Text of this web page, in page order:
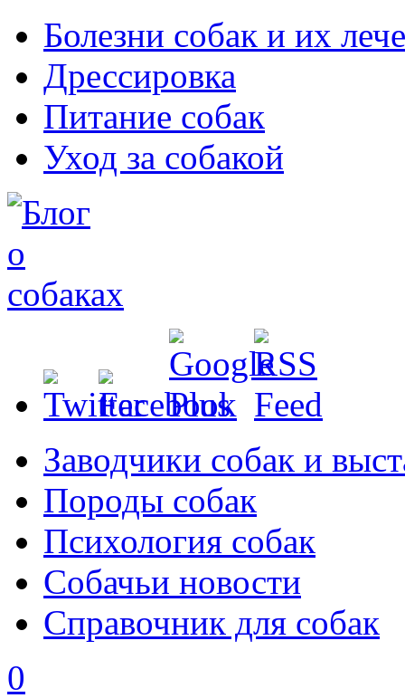
Болезни собак и их
Дрессировка
Питание собак
Уход за собакой
Заводчики собак и
Породы собак
Психология собак
Собачьи новости
Справочник для собак
0